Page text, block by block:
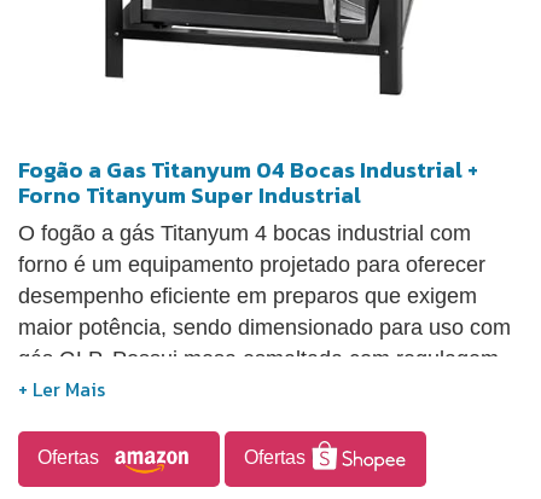
Fogão a Gas Titanyum 04 Bocas Industrial +
Forno Titanyum Super Industrial
O fogão a gás Titanyum 4 bocas industrial com
forno é um equipamento projetado para oferecer
desempenho eficiente em preparos que exigem
maior potência, sendo dimensionado para uso com
gás GLP. Possui mesa esmaltada com regulagem
de altura, facilitando a adaptação ao ambiente, além
limpeza. Conta com injetor horizontal de gás,
contribuindo para reduzir o risco de entupimentos e
Ofertas Ofertas